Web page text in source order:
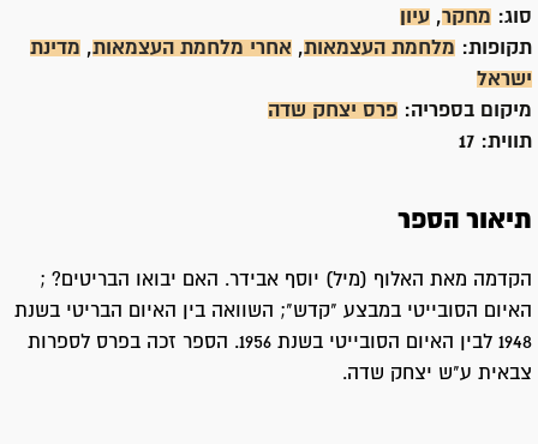
סוג: מחקר, עיון
תקופות: מלחמת העצמאות, אחרי מלחמת העצמאות, מדינת
ישראל
מיקום בספריה: פרס יצחק שדה
תווית: 17
תיאור הספר
הקדמה מאת האלוף (מיל) יוסף אבידר. האם יבואו הבריטים? ;
האיום הסובייטי במבצע "קדש"; השוואה בין האיום הבריטי בשנת
1948 לבין האיום הסובייטי בשנת 1956. הספר זכה בפרס לספרות
צבאית ע"ש יצחק שדה.